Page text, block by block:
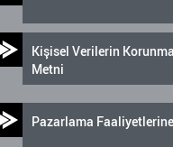
Kişisel Verilerin
Metni
Pazarlama